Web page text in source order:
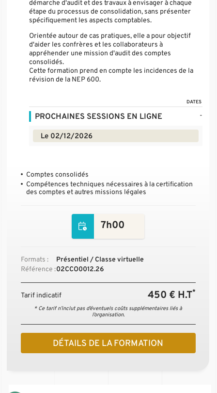
démarche d'audit et des travaux à envisager à chaque
étape du processus de consolidation, sans présenter
spécifiquement les aspects comptables.
Orientée autour de cas pratiques, elle a pour objectif
d'aider les confrères et les collaborateurs à
appréhender une mission d'audit des comptes
consolidés.
Cette formation prend en compte les incidences de la
révision de la NEP 600.
DATES
PROCHAINES SESSIONS EN LIGNE -
Le 02/12/2026
Comptes consolidés
Compétences techniques nécessaires à la certification
des comptes et autres missions légales
7h00
Formats :
Présentiel / Classe virtuelle
Référence :02CCO0012.26
Tarif indicatif 450 € H.T*
* Ce tarif n’inclut pas d’éventuels coûts supplémentaires liés à
l’organisation.
DÉTAILS DE LA FORMATION